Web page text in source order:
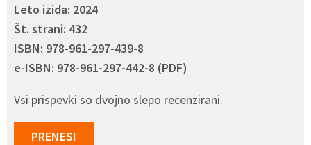
Leto izida: 2024
Št. strani: 432
ISBN: 978-961-297-439-8
e-ISBN: 978-961-297-442-8 (PDF)
Vsi prispevki so dvojno slepo recenzirani.
PRENESI